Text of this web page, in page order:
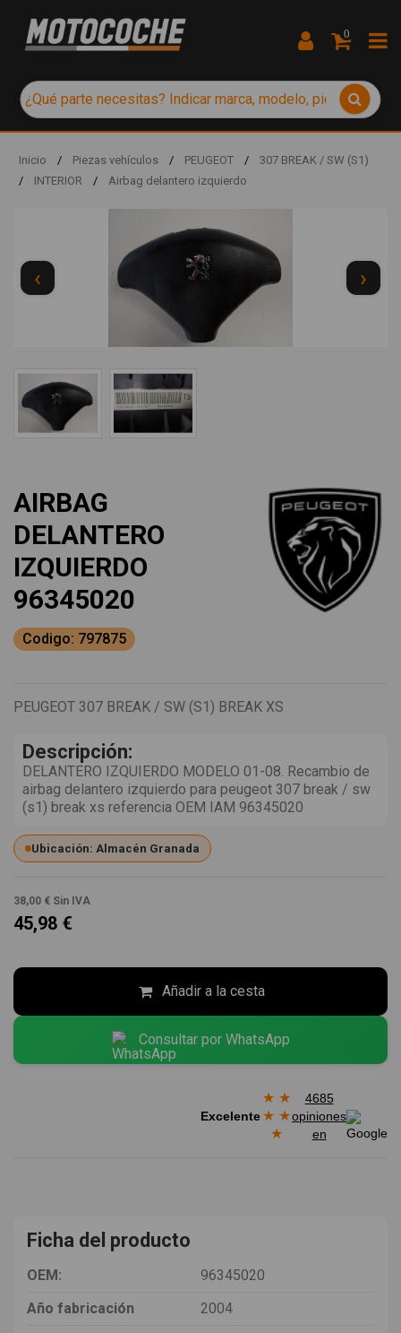
0
Inicio / Piezas vehículos / PEUGEOT /
307 BREAK / SW (S1)
/
INTERIOR / Airbag delantero izquierdo
‹ ›
AIRBAG
DELANTERO
IZQUIERDO
96345020
Codigo: 797875
PEUGEOT 307 BREAK / SW (S1) BREAK XS
Descripción:
DELANTERO IZQUIERDO MODELO 01-08. Recambio de
airbag delantero izquierdo para peugeot 307 break / sw
(s1) break xs referencia OEM IAM 96345020
Ubicación: Almacén Granada
38,00 € Sin IVA
45,98 €
Añadir a la cesta
Consultar por WhatsApp
Excelente
★ ★
★ ★
★
4685
opiniones
en
Ficha del producto
OEM:
96345020
Año fabricación
2004